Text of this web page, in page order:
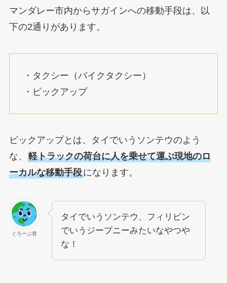
マンダレー市内からサガインへの移動手段は、以
下の2通りがあります。
・タクシー（バイクタクシー）
・ピックアップ
ピックアップとは、タイでいうソンテウのよう
な、 軽トラックの荷台に人を乗せて運ぶ現地のロ
ーカルな移動手段になります。
ぐろーぶ君
タイでいうソンテウ、フィリピン
でいうジープニーみたいなやつや
な！